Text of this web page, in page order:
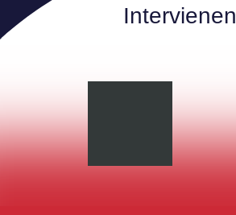
Intervienen